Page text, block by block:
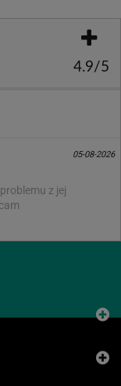
4.9/5
05-08-2026
z jej